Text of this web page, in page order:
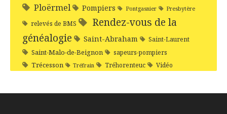
Ploërmel Pompiers Pontgasnier Presbytère
relevés de BMS
Rendez-vous de la
généalogie
Saint-Abraham Saint-Laurent
Saint-Malo-de-Beignon sapeurs-pompiers
Trécesson Tréfrain Tréhorenteuc Vidéo